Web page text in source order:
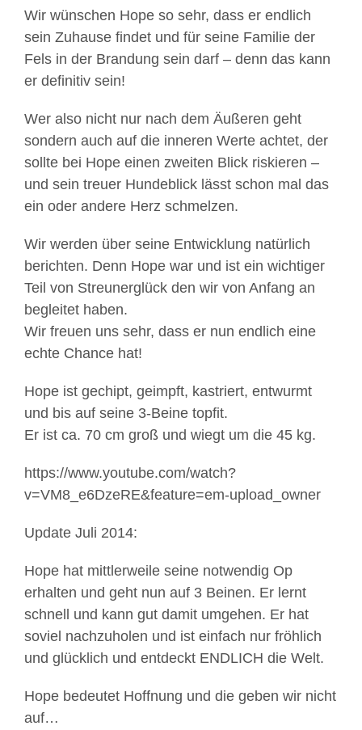
Wir wünschen Hope so sehr, dass er endlich
sein Zuhause findet und für seine Familie der
Fels in der Brandung sein darf – denn das kann
er definitiv sein!
Wer also nicht nur nach dem Äußeren geht
sondern auch auf die inneren Werte achtet, der
sollte bei Hope einen zweiten Blick riskieren –
und sein treuer Hundeblick lässt schon mal das
ein oder andere Herz schmelzen.
Wir werden über seine Entwicklung natürlich
berichten. Denn Hope war und ist ein wichtiger
Teil von Streunerglück den wir von Anfang an
begleitet haben.
Wir freuen uns sehr, dass er nun endlich eine
echte Chance hat!
Hope ist gechipt, geimpft, kastriert, entwurmt
und bis auf seine 3-Beine topfit.
Er ist ca. 70 cm groß und wiegt um die 45 kg.
https://www.youtube.com/watch?
v=VM8_e6DzeRE&feature=em-upload_owner
Update Juli 2014:
Hope hat mittlerweile seine notwendig Op
erhalten und geht nun auf 3 Beinen. Er lernt
schnell und kann gut damit umgehen. Er hat
soviel nachzuholen und ist einfach nur fröhlich
und glücklich und entdeckt ENDLICH die Welt.
Hope bedeutet Hoffnung und die geben wir nicht
auf…